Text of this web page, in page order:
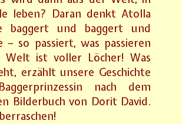
leben? Daran denkt Atolla
und baggert und
– so passiert, was passieren
ist voller Löcher! Was
erzählt unsere Geschichte
nach dem
Bilderbuch von Dorit David.